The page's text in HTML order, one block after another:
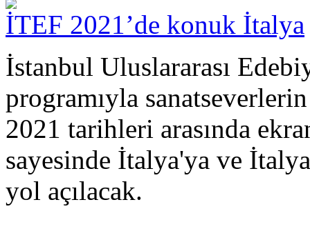
İTEF 2021’de konuk İtalya
İstanbul Uluslararası
programıyla
2021 tarihleri arasında
sayesinde İtalya'ya ve
yol açılacak.